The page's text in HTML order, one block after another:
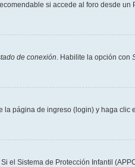
si accede al foro desde
de conexión. Habilite la opción con
la página de ingreso (login) y haga clic
el Sistema de Protección Infantil